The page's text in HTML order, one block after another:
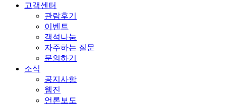
고객센터
관람후기
이벤트
객석나눔
자주하는 질문
문의하기
소식
공지사항
웹진
언론보도